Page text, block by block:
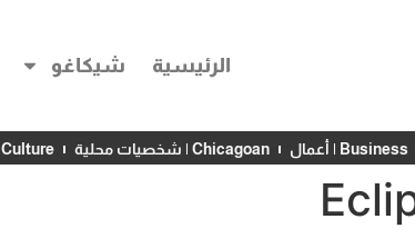
الرئيسية شيكاغو
Business | أعمال Chicagoan | شخصيات محلية Culture | ثقافة